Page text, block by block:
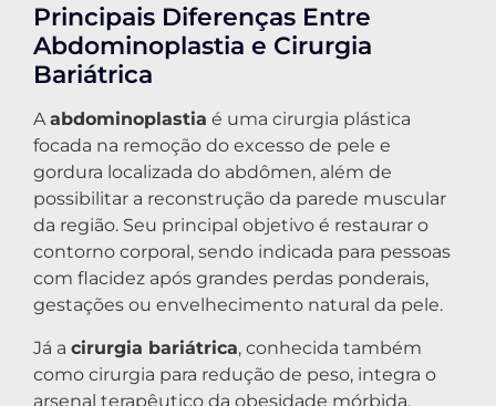
Principais Diferenças Entre
Abdominoplastia e Cirurgia
Bariátrica
Aabdominoplastia é uma cirurgia plástica
focada na remoção do excesso de pele e
gordura localizada do abdômen, além de
possibilitar a reconstrução da parede muscular
da região. Seu principal objetivo é restaurar o
contorno corporal, sendo indicada para pessoas
com flacidez após grandes perdas ponderais,
gestações ou envelhecimento natural da pele.
Já a cirurgia bariátrica, conhecida também
como cirurgia para redução de peso, integra o
arsenal terapêutico da obesidade mórbida.